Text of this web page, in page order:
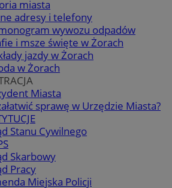
miasta
adresy i telefony
wywozu odpadów
i msze święte w Żorach
jazdy w Żorach
w Żorach
Miasta
sprawę w Urzędzie Miasta?
Stanu Cywilnego
Skarbowy
Pracy
Miejska Policji